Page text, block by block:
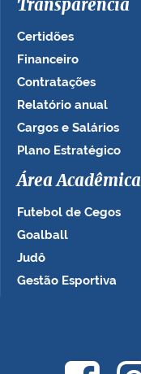
Transparência
Certidões
Financeiro
Contratações
Relatório anual
Cargos e Salários
Plano Estratégico
Área Acadêmica
Futebol de Cegos
Goalball
Judô
Gestão Esportiva